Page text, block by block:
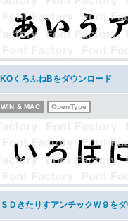
KOくろふねBをダウンロード
WIN & MAC OpenType
ＳＤきたりすアンチックＷ９を